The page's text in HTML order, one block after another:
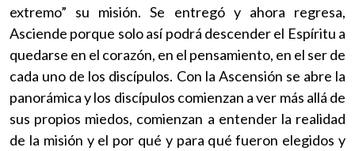
extremo” su misión. Se entregó y ahora regresa,
Asciende porque solo así podrá descender el Espíritu a
quedarse en el corazón, en el pensamiento, en el ser de
cada uno de los discípulos. Con la Ascensión se abre la
panorámica y los discípulos comienzan a ver más allá de
sus propios miedos, comienzan a entender la realidad
de la misión y el por qué y para qué fueron elegidos y